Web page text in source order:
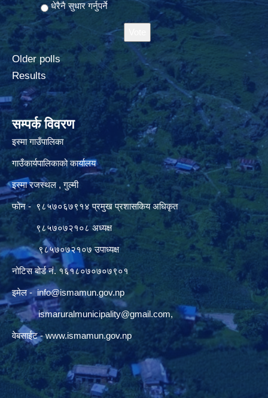
धेरैनै सुधार गर्नुपर्ने
Older polls
Results
सम्पर्क विवरण
इस्मा गाउँपालिका
गाउँकार्यपालिकाको कार्यालय
इस्मा रजस्थल , गुल्मी
फोन - ९८५७०६७९१४ प्रमुख प्रशासकिय अधिकृत
९८५७०७२१०८ अध्यक्ष
९८५७०७२१०७ उपाध्यक्ष
नोटिस बोर्ड नं. १६१८०७०७०७९०१
इमेल - info@ismamun.gov.np
ismaruralmunicipality@gmail.com,
वेबसाईट -www.ismamun.gov.np